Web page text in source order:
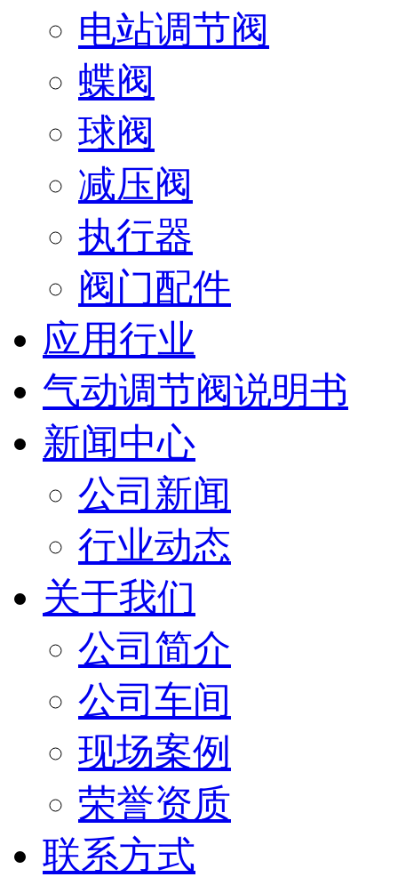
电站调节阀
蝶阀
球阀
减压阀
执行器
阀门配件
应用行业
气动调节阀说明书
新闻中心
公司新闻
行业动态
关于我们
公司简介
公司车间
现场案例
荣誉资质
联系方式